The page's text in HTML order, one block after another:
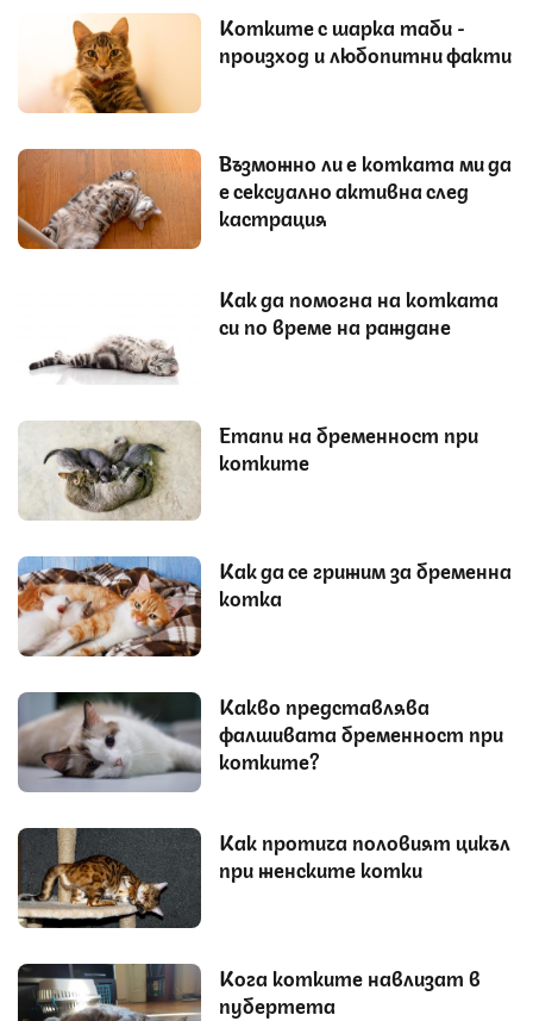
Котките с шарка таби -
произход и любопитни факти
Възможно ли е котката ми да
е сексуално активна след
кастрация
Как да помогна на котката
си по време на раждане
Етапи на бременност при
котките
Как да се грижим за бременна
котка
Какво представлява
фалшивата бременност при
котките?
Как протича половият цикъл
при женските котки
Кога котките навлизат в
пубертета